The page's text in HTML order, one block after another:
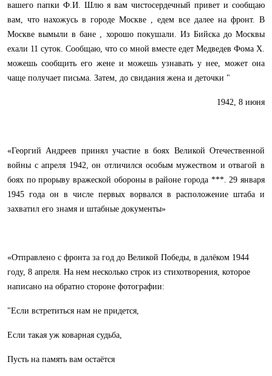
вашего папки Ф.И. Шлю я вам чистосердечный привет и сообщаю
вам, что нахожусь в городе Москве , едем все далее на фронт. В
Москве вымыли в бане , хорошо покушали. Из Бийска до Москвы
ехали 11 суток. Сообщаю, что со мной вместе едет Медведев Фома Х.
можешь сообщить его жене и можешь узнавать у нее, может она
чаще получает письма. Затем, до свидания жена и деточки "
1942, 8 июня
«Георгий Андреев принял участие в боях Великой Отечественной
войны с апреля 1942, он отличился особым мужеством и отвагой в
боях по прорыву вражеской обороны в районе города ***. 29 января
1945 года он в числе первых ворвался в расположение штаба и
захватил его знамя и штабные документы»
«Отправлено с фронта за год до Великой Победы, в далёком 1944
году, 8 апреля. На нем несколько строк из стихотворения, которое
написано на обратно стороне фотографии:
"Если встретиться нам не придется,
Если такая уж коварная судьба,
Пусть на память вам остаётся